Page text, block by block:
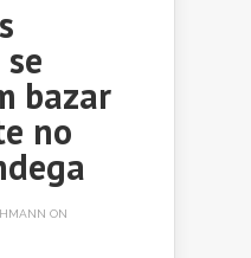
bazar
no
ON